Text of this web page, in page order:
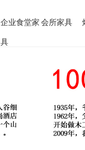
企业食堂家
具
会所家具